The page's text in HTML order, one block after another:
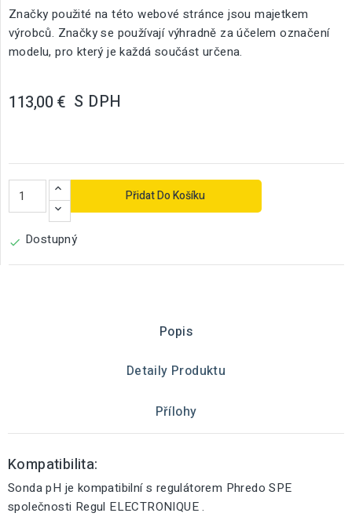
Značky použité na této webové stránce jsou majetkem
výrobců. Značky se používají výhradně za účelem označení
modelu, pro který je každá součást určena.
113,00 € S DPH
Přidat Do Košíku
 Dostupný
Popis
Detaily Produktu
Přílohy
Kompatibilita:
Sonda pH je kompatibilní s regulátorem Phredo SPE
společnosti Regul ELECTRONIQUE .